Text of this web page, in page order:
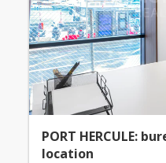
PORT HERCULE:
location